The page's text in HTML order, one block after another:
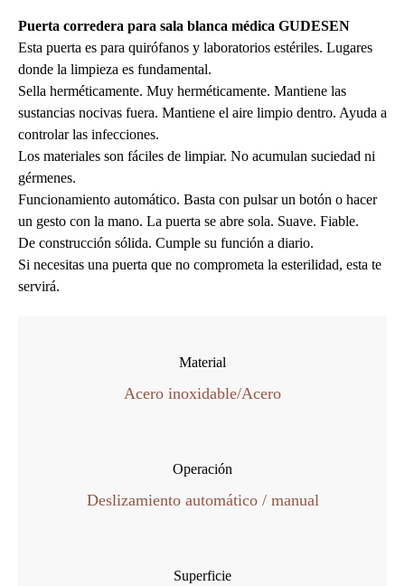
Puerta corredera para sala blanca médica GUDESEN
Esta puerta es para quirófanos y laboratorios estériles. Lugares
donde la limpieza es fundamental.
Sella herméticamente. Muy herméticamente. Mantiene las
sustancias nocivas fuera. Mantiene el aire limpio dentro. Ayuda a
controlar las infecciones.
Los materiales son fáciles de limpiar. No acumulan suciedad ni
gérmenes.
Funcionamiento automático. Basta con pulsar un botón o hacer
un gesto con la mano. La puerta se abre sola. Suave. Fiable.
De construcción sólida. Cumple su función a diario.
Si necesitas una puerta que no comprometa la esterilidad, esta te
servirá.
Material
Acero inoxidable/Acero
Operación
Deslizamiento automático / manual
Superficie